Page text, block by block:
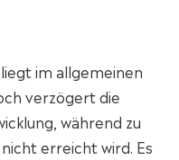
im allgemeinen
verzögert die
während zu
erreicht wird. Es